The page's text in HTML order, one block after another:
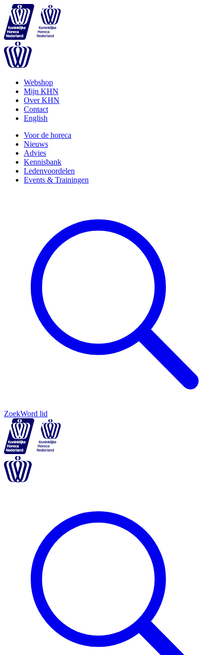
Webshop
Mijn KHN
Over KHN
Contact
English
Voor de horeca
Nieuws
Advies
Kennisbank
Ledenvoordelen
Events & Trainingen
ZoekWord lid